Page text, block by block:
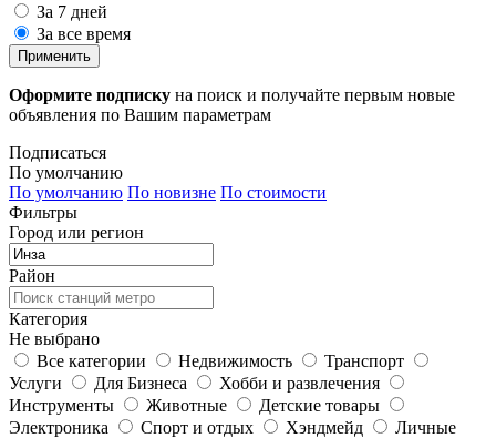
За 7 дней
За все время
Применить
Оформите подписку на поиск и получайте первым новые
объявления по Вашим параметрам
Подписаться
По умолчанию
По умолчанию По новизне По стоимости
Фильтры
Город или регион
Район
Категория
Не выбрано
Все категории
Недвижимость
Транспорт
Услуги
Для Бизнеса
Хобби и развлечения
Инструменты
Животные
Детские товары
Электроника
Спорт и отдых Хэндмейд
Личные